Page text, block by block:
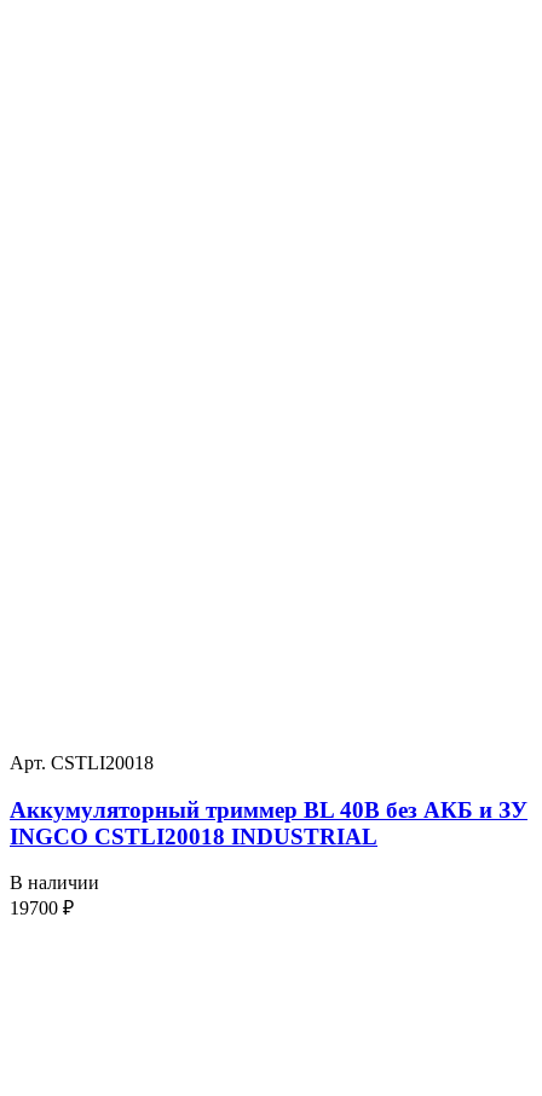
Арт. CSTLI20018
Аккумуляторный триммер BL 40В без АКБ и ЗУ
INGCO CSTLI20018 INDUSTRIAL
В наличии
19700 ₽